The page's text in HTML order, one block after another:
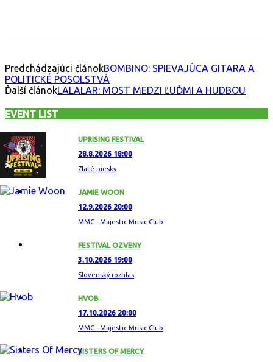
Predchádzajúci článokBOMBINO: SPIEVAJÚCA GITARA A
POLITICKÉ POSOLSTVÁ
Ďalší článokLALALAR: MOST MEDZI ĽUĎMI A HUDBOU
EVENT LIST
UPRISING FESTIVAL
28.8.2026 18:00
Zlaté piesky
JAMIE WOON
12.9.2026 20:00
MMC - Majestic Music Club
FESTIVAL OZVENY
3.10.2026 19:00
Slovenský rozhlas
HVOB
17.10.2026 20:00
MMC - Majestic Music Club
SISTERS OF MERCY